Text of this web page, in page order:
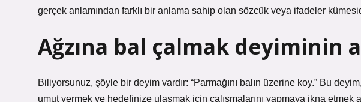
gerçek anlamından farklı bir anlama sahip olan sözcük veya ifadeler
Ağzına bal çalmak deyiminin
Biliyorsunuz, şöyle bir deyim vardır: “Parmağını balın üzerine koy.” Bu
umut vermek ve hedefinize ulaşmak için çalışmalarını yapmaya ikna etmek